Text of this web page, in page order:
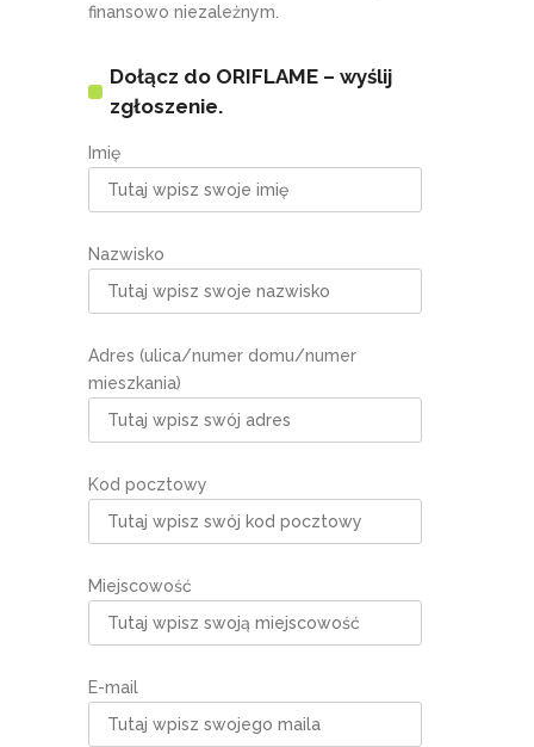
finansowo niezależnym.
Dołącz do ORIFLAME – wyślij
zgłoszenie.
Imię
Nazwisko
Adres (ulica/numer domu/numer
mieszkania)
Kod pocztowy
Miejscowość
E-mail